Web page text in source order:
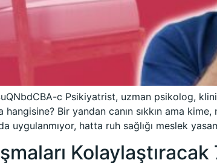
c Psikiyatrist, uzman psikolog,
hangisine? Bir yandan canın sıkkın ama
uygulanmıyor, hatta ruh sağlığı meslek